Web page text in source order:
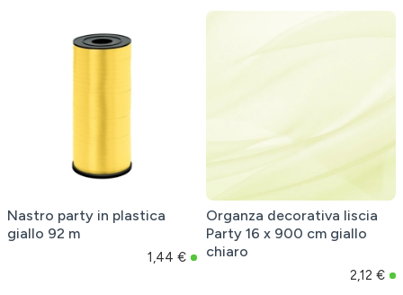
Nastro party in plastica
giallo 92 m
1,44 €
Organza decorativa liscia
Party 16 x 900 cm giallo
chiaro
2,12 €